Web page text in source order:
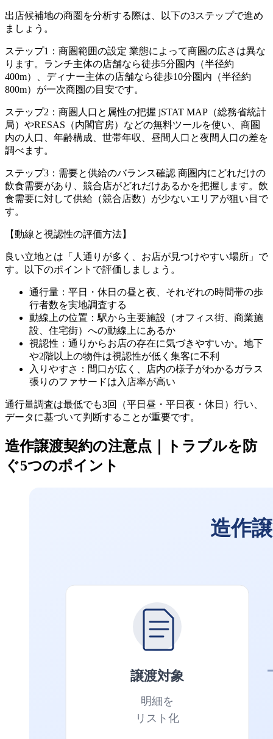
出店候補地の商圏を分析する際は、以下の3ステップで進め
ましょう。
ステップ1：商圏範囲の設定 業態によって商圏の広さは異な
ります。ランチ主体の店舗なら徒歩5分圏内（半径約
400m）、ディナー主体の店舗なら徒歩10分圏内（半径約
800m）が一次商圏の目安です。
ステップ2：商圏人口と属性の把握 jSTAT MAP（総務省統計
局）やRESAS（内閣官房）などの無料ツールを使い、商圏
内の人口、年齢構成、世帯年収、昼間人口と夜間人口の差を
調べます。
ステップ3：需要と供給のバランス確認 商圏内にどれだけの
飲食需要があり、競合店がどれだけあるかを把握します。飲
食需要に対して供給（競合店数）が少ないエリアが狙い目で
す。
【動線と視認性の評価方法】
良い立地とは「人通りが多く、お店が見つけやすい場所」で
す。以下のポイントで評価しましょう。
通行量：平日・休日の昼と夜、それぞれの時間帯の歩
行者数を実地調査する
動線上の位置：駅から主要施設（オフィス街、商業施
設、住宅街）への動線上にあるか
視認性：通りからお店の存在に気づきやすいか。地下
や2階以上の物件は視認性が低く集客に不利
入りやすさ：間口が広く、店内の様子がわかるガラス
張りのファサードは入店率が高い
通行量調査は最低でも3回（平日昼・平日夜・休日）行い、
データに基づいて判断することが重要です。
造作譲渡契約の注意点｜トラブルを防
ぐ5つのポイント